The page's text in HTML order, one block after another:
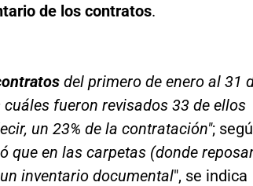
de los contratos.
del primero de enero al 31
fueron revisados 33 de ellos
un 23% de la contratación";
que en las carpetas (donde
inventario documental", se indica